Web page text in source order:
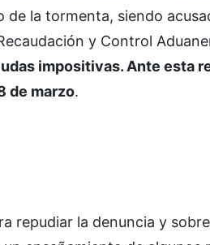
de la tormenta, siendo
y Control
impositivas. Ante esta
de marzo.
repudiar la denuncia y